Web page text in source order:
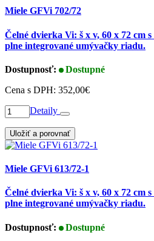
Miele GFVi 702/72
Čelné dvierka Vi: š x v, 60 x 72 cm
plne integrované umývačky riadu.
Dostupnosť:
Dostupné
Cena s DPH: 352,00€
Detaily
Uložiť a porovnať
Miele GFVi 613/72-1
Čelné dvierka Vi: š x v, 60 x 72 cm
plne integrované umývačky riadu.
Dostupnosť:
Dostupné